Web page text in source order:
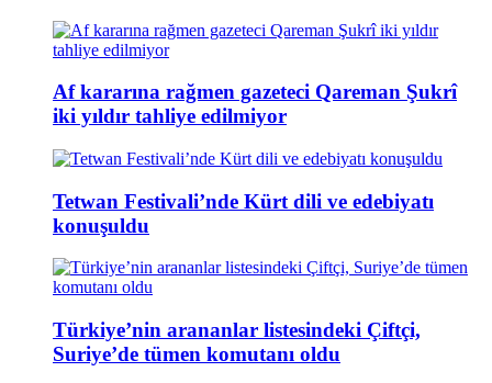
Af kararına rağmen gazeteci Qareman Şukrî
iki yıldır tahliye edilmiyor
Tetwan Festivali’nde Kürt dili ve edebiyatı
konuşuldu
Türkiye’nin arananlar listesindeki Çiftçi,
Suriye’de tümen komutanı oldu